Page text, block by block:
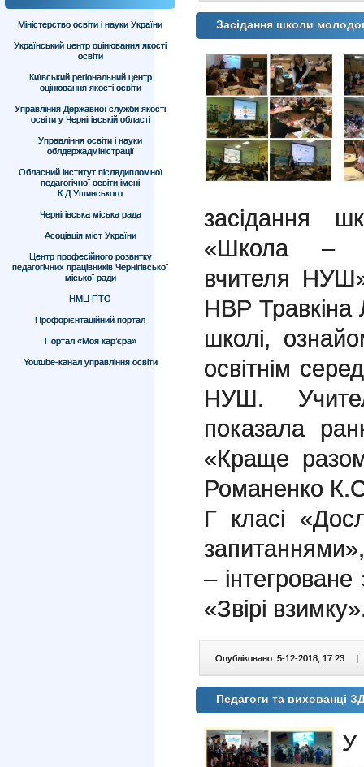
Міністерство освіти і науки України
Український центр оцінювання якості
освіти
Київський регіональний центр
оцінювання якості освіти
Управління Державної служби якості
освіти у Чернігівській області
Управління освіти і науки
облдержадміністрації
Обласний інститут післядипломної
педагогічної освіти імені
К.Д.Ушинського
Чернігівська міська рада
Асоціація міст України
Центр професійного розвитку
педагогічних працівників Чернігівської
міської ради
НМЦ ПТО
Профорієнтаційний портал
Портал «Моя кар’єра»
Youtube-канал управління освіти
Засідання школи
засідання
«Школа –
вчителя
НВР Травкіна
школі,
освітнім
НУШ.
показала
«Краще
Романенко
Г класі
–
«Звірі
Опубліковано: 5-12-2018, 17:23 |
Педагоги та вихованці
У